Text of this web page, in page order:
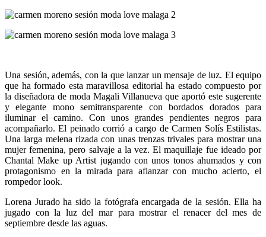
Una sesión, además, con la que lanzar un mensaje de luz. El equipo
que ha formado esta maravillosa editorial ha estado compuesto por
la diseñadora de moda Magali Villanueva que aportó este sugerente
y elegante mono semitransparente con bordados dorados para
iluminar el camino. Con unos grandes pendientes negros para
acompañarlo. El peinado corrió a cargo de Carmen Solís Estilistas.
Una larga melena rizada con unas trenzas trivales para mostrar una
mujer femenina, pero salvaje a la vez. El maquillaje fue ideado por
Chantal Make up Artist jugando con unos tonos ahumados y con
protagonismo en la mirada para afianzar con mucho acierto, el
rompedor look.
Lorena Jurado ha sido la fotógrafa encargada de la sesión. Ella ha
jugado con la luz del mar para mostrar el renacer del mes de
septiembre desde las aguas.